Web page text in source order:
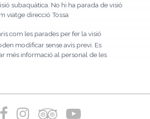
subaquàtica. No hi ha parada de visió
viatge direcció Tossa
com les parades per fer la visió
modificar sense avís previ. Es
més informació al personal de les